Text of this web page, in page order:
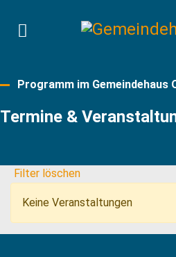
Programm im Gemeindehaus
Termine &
Filter löschen
Keine Veranstaltungen